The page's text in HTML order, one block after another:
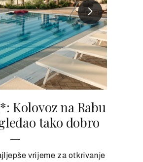
Kolovoz na Rabu
tako dobro
vrijeme za otkrivanje